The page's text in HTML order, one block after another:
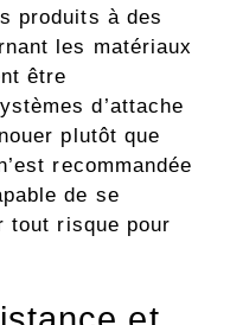
produits à des
les matériaux
être
d’attache
plutôt que
recommandée
de se
tout risque pour